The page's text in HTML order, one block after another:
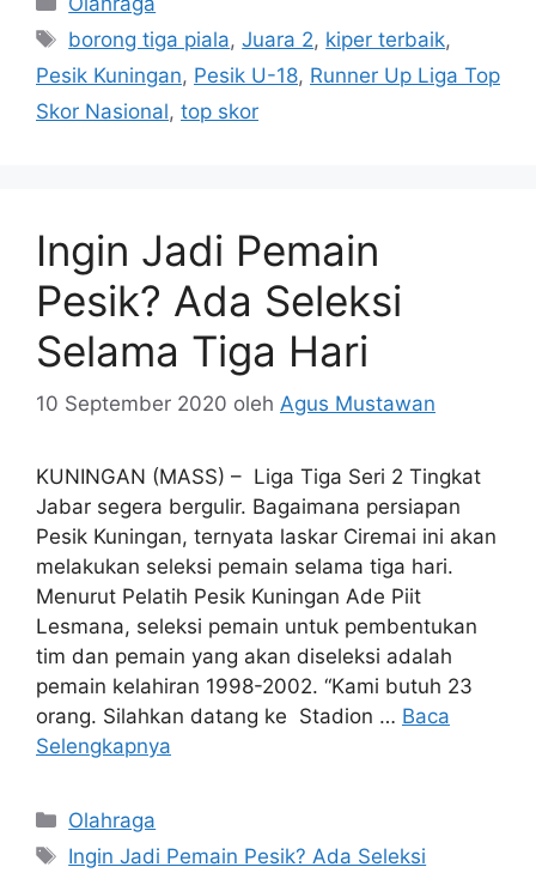
Tag
borong tiga piala,Juara 2, kiper terbaik,
Pesik Kuningan, Pesik U-18, Runner Up Liga Top
Skor Nasional, top skor
Ingin Jadi Pemain
Pesik? Ada Seleksi
Selama Tiga Hari
10 September 2020 oleh Agus Mustawan
KUNINGAN (MASS) – Liga Tiga Seri 2 Tingkat
Jabar segera bergulir. Bagaimana persiapan
Pesik Kuningan, ternyata laskar Ciremai ini akan
melakukan seleksi pemain selama tiga hari.
Menurut Pelatih Pesik Kuningan Ade Piit
Lesmana, seleksi pemain untuk pembentukan
tim dan pemain yang akan diseleksi adalah
pemain kelahiran 1998-2002. “Kami butuh 23
orang. Silahkan datang ke Stadion … Baca
Selengkapnya
Kategori
Olahraga
Tag
Ingin Jadi Pemain Pesik? Ada Seleksi